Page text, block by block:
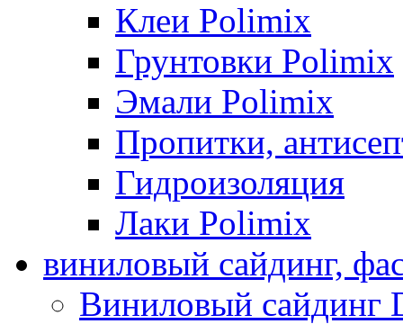
Клеи Polimix
Грунтовки Polimix
Эмали Polimix
Пропитки,
Гидроизоляция
Лаки Polimix
виниловый сайдинг,
Виниловый сайдинг